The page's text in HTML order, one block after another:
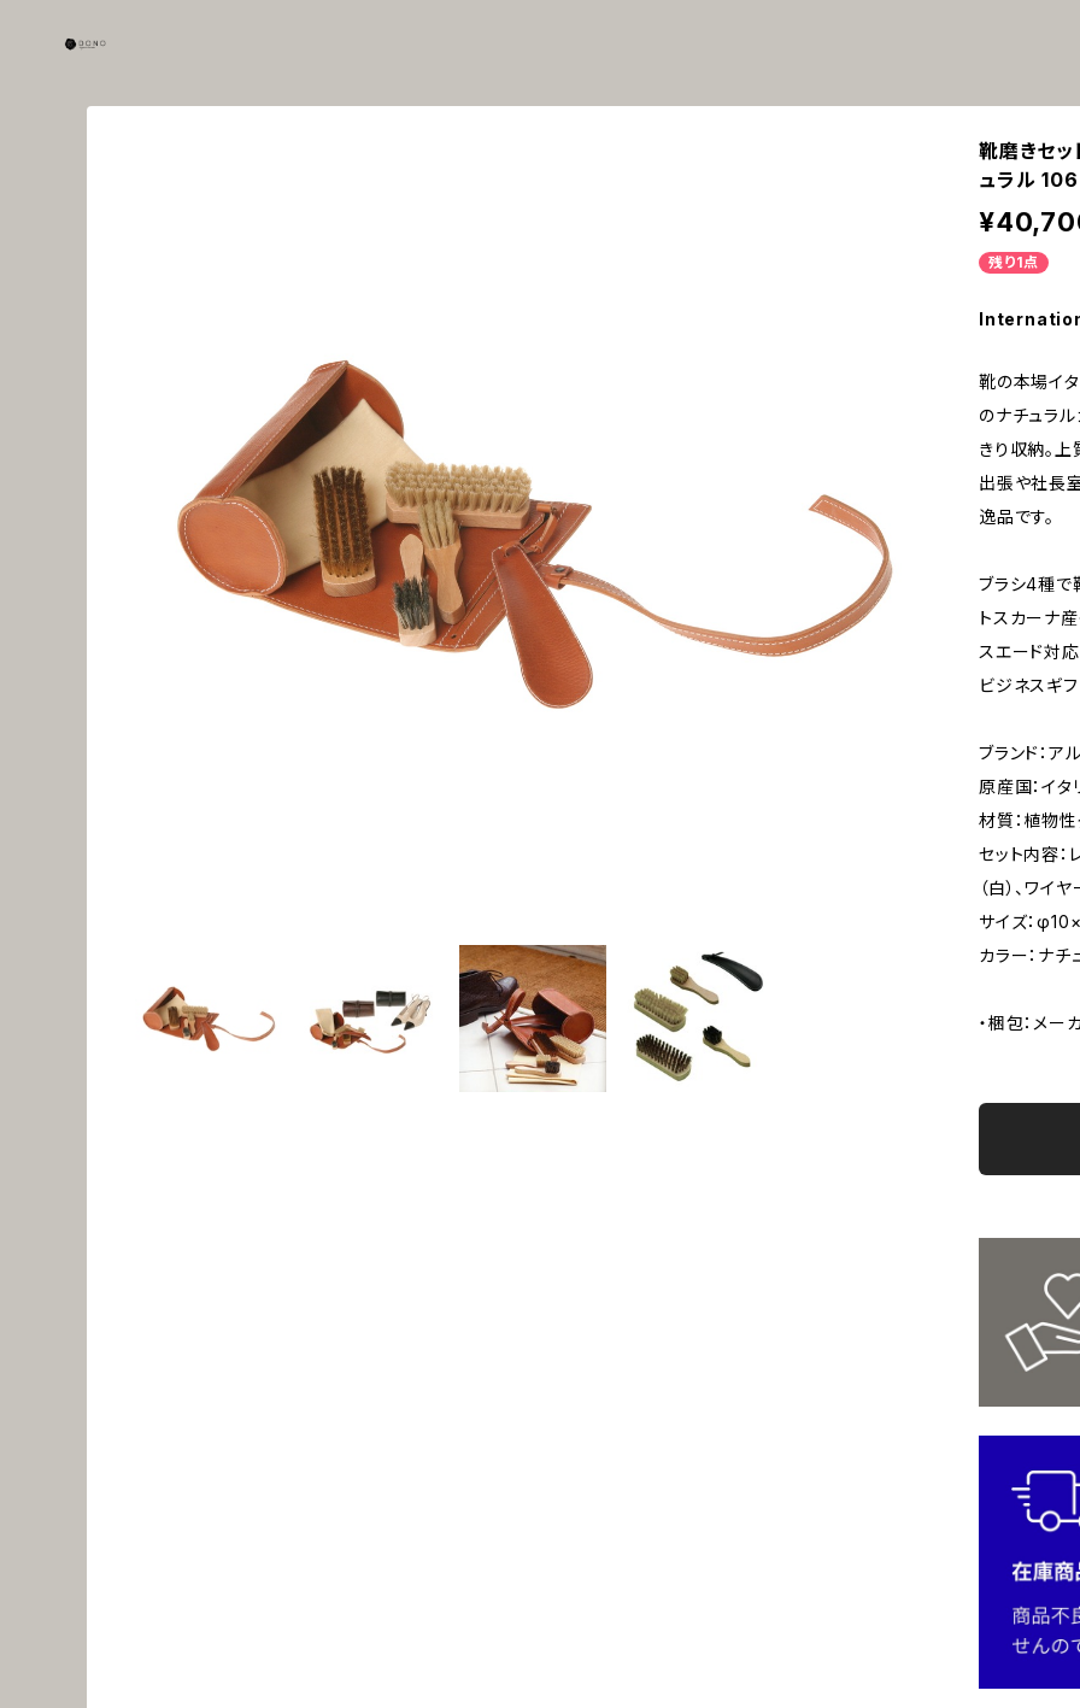
靴磨きセ
ュラル
残り1点
靴の本場イ
のナチュラ
きり収納。
出張や社長
逸品です。
ブラシ4種で
トスカーナ
スエード対
ビジネスギ
ブランド：ア
原産国：イタ
材質：植物性
セット内容：
（白）、ワイ
サイズ：
カラー：ナチ
・梱包：メー